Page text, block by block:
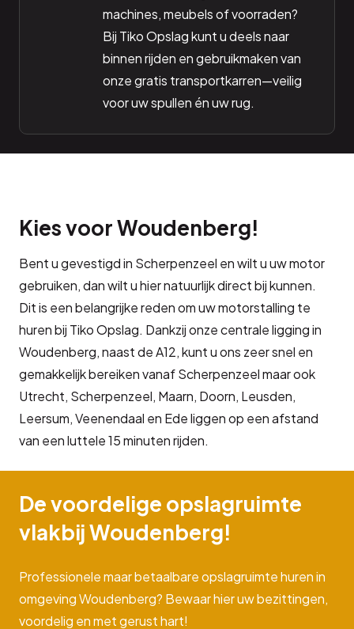
machines, meubels of voorraden?
Bij Tiko Opslag kunt u deels naar
binnen rijden en gebruikmaken van
onze gratis transportkarren—veilig
voor uw spullen én uw rug.
Kies voor Woudenberg!
Bent u gevestigd in Scherpenzeel en wilt u uw motor
gebruiken, dan wilt u hier natuurlijk direct bij kunnen.
Dit is een belangrijke reden om uw motorstalling te
huren bij Tiko Opslag. Dankzij onze centrale ligging in
Woudenberg, naast de A12, kunt u ons zeer snel en
gemakkelijk bereiken vanaf Scherpenzeel maar ook
Utrecht, Scherpenzeel, Maarn, Doorn, Leusden,
Leersum, Veenendaal en Ede liggen op een afstand
van een luttele 15 minuten rijden.
De voordelige opslagruimte
vlakbij Woudenberg!
Professionele maar betaalbare opslagruimte huren in
omgeving Woudenberg? Bewaar hier uw bezittingen,
voordelig en met gerust hart!